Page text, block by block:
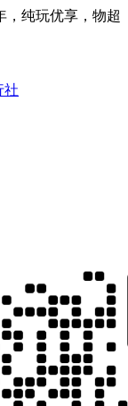
，纯玩优享，物超
社